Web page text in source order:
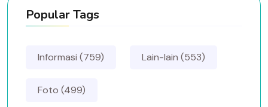
Popular Tags
Informasi (759) Lain-lain (553)
Foto (499)